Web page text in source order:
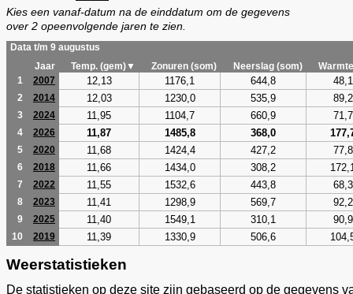
Kies een vanaf-datum na de einddatum om de gegevens
over 2 opeenvolgende jaren te zien.
Data t/m 9 augustus
Jaar
Temp. (gem)▼ Zonuren (som) Neerslag (som)
1
2007 12,13 1176,1 644,8 48,1
2 2014 12,03 1230,0 535,9 89,2
3 2024 11,95 1104,7 660,9 71,7
4 2026 11,87 1485,8 368,0
5 2020 11,68 1424,4 427,2 77,8
6 2018 11,66 1434,0 308,2
7 2022 11,55 1532,6 443,8 68,3
8 2023 11,41 1298,9 569,7 92,2
9 2025 11,40 1549,1 310,1 90,9
10 2019 11,39 1330,9 506,6
Weerstatistieken
De statistieken op deze site zijn gebaseerd op de gegevens